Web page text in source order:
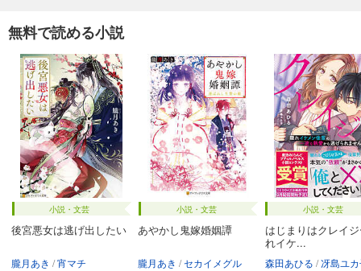
無料で読める小説
小説・文芸
後宮悪女は逃げ出したい
朧月あき 宵マチ
小説・文芸
あやかし鬼嫁婚姻譚
朧月あき セカイメグル
小説・文芸
はじまりはクレイ
れイケ...
森田あひる 冴島ユ